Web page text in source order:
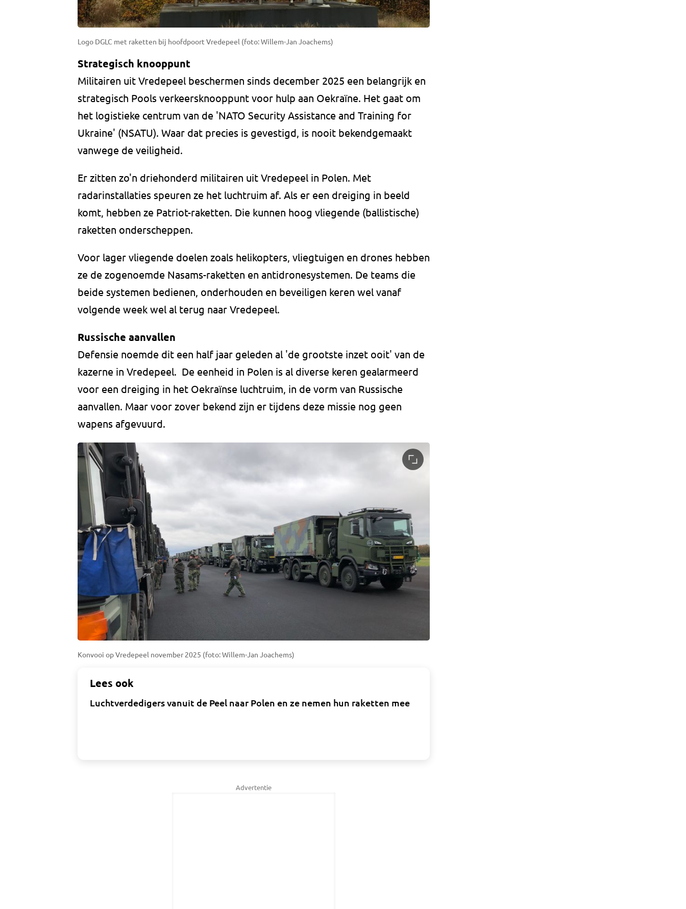
Logo DGLC met raketten bij hoofdpoort Vredepeel (foto: Willem-Jan Joachems)
Strategisch knooppunt
Militairen uit Vredepeel beschermen sinds december 2025 een belangrijk en
strategisch Pools verkeersknooppunt voor hulp aan Oekraïne. Het gaat om
het logistieke centrum van de 'NATO Security Assistance and Training for
Ukraine' (NSATU). Waar dat precies is gevestigd, is nooit bekendgemaakt
vanwege de veiligheid.
Er zitten zo'n driehonderd militairen uit Vredepeel in Polen. Met
radarinstallaties speuren ze het luchtruim af. Als er een dreiging in beeld
komt, hebben ze Patriot-raketten. Die kunnen hoog vliegende (ballistische)
raketten onderscheppen.
Voor lager vliegende doelen zoals helikopters, vliegtuigen en drones hebben
ze de zogenoemde Nasams-raketten en antidronesystemen. De teams die
beide systemen bedienen, onderhouden en beveiligen keren wel vanaf
volgende week wel al terug naar Vredepeel.
Russische aanvallen
Defensie noemde dit een half jaar geleden al 'de grootste inzet ooit' van de
kazerne in Vredepeel. De eenheid in Polen is al diverse keren gealarmeerd
voor een dreiging in het Oekraïnse luchtruim, in de vorm van Russische
aanvallen. Maar voor zover bekend zijn er tijdens deze missie nog geen
wapens afgevuurd.
Konvooi op Vredepeel november 2025 (foto: Willem-Jan Joachems)
Lees ook
Luchtverdedigers vanuit de Peel naar Polen en ze nemen hun raketten mee
Advertentie